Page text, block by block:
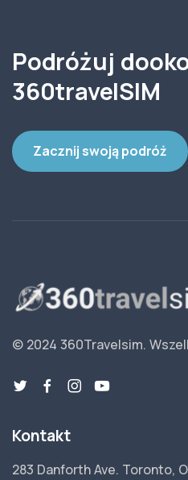
Podróżuj
360travelSIM
Zacznij swoją podróż
© 2024 360Travelsim.
Kontakt
283 Danforth Ave. Toronto,